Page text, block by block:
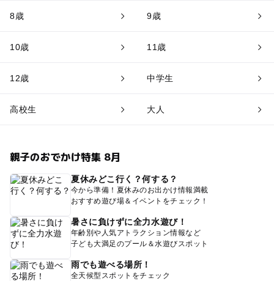
8歳 9歳
10歳 11歳
12歳 中学生
高校生 大人
親子のおでかけ特集 8月
夏休みどこ行く？何する？
今から準備！夏休みのお出かけ情報満載
おすすめ遊び場＆イベントをチェック！
暑さに負けずに全力水遊び！
年齢別や人気アトラクション情報など
子ども大満足のプール＆水遊びスポット
雨でも遊べる場所！
全天候型スポットをチェック